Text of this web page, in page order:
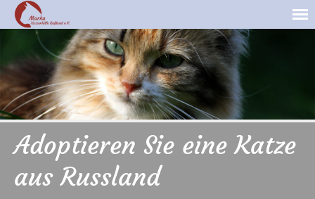
Adoptieren Sie eine Katze
aus Russland